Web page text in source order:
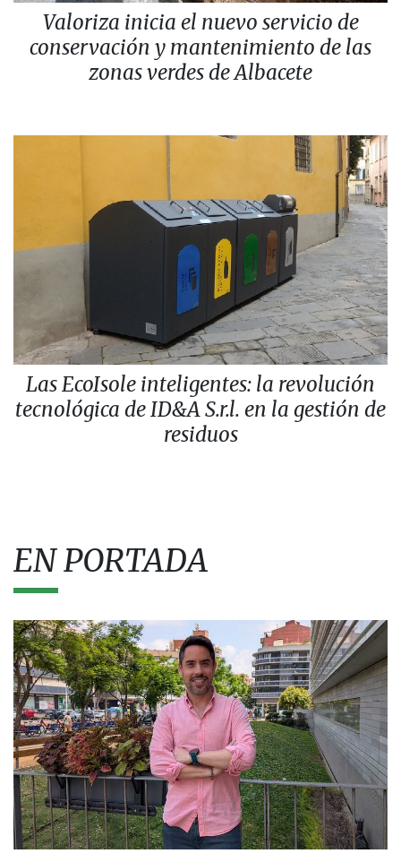
Valoriza inicia el nuevo servicio de
conservación y mantenimiento de las
zonas verdes de Albacete
Las EcoIsole inteligentes: la revolución
tecnológica de ID&A S.r.l. en la gestión de
residuos
EN PORTADA